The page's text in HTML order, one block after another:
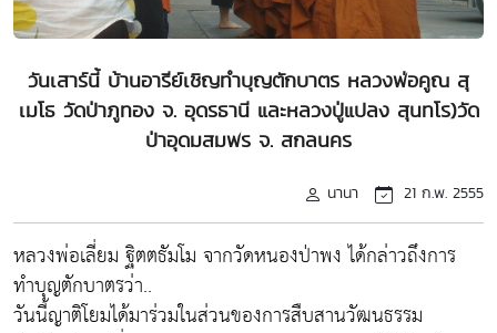
วันเสาร์นี้ บ้านอารีย์เชิญทำบุญตักบาตร หลวงพ่อคูณ สุ
เมโธ วัดป่าภูทอง จ. อุดรธานี และหลวงปู่แปลง สุนทโร)วัด
ป่าอุดมสมพร จ. สกลนคร
นานา 21 ก.พ. 2555
หลวงพ่อเลี่ยม ฐิตตธัมโม จากวัดหนองป่าพง ได้กล่าวถึงการ
ทำบุญตักบาตรว่า..
วันนี้ญาติโยมได้มาร่วมในส่วนของการสืบสานวัฒนธรรม